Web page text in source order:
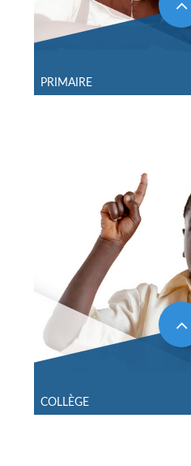
PRIMAIRE
COLLÈGE